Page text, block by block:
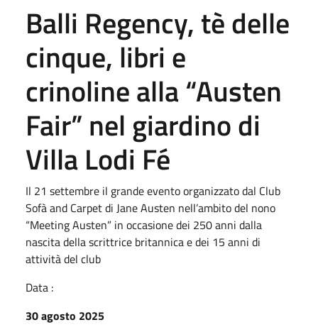
Balli Regency, tè delle
cinque, libri e
crinoline alla “Austen
Fair” nel giardino di
Villa Lodi Fé
Il 21 settembre il grande evento organizzato dal Club
Sofà and Carpet di Jane Austen nell’ambito del nono
“Meeting Austen” in occasione dei 250 anni dalla
nascita della scrittrice britannica e dei 15 anni di
attività del club
Data :
30 agosto 2025